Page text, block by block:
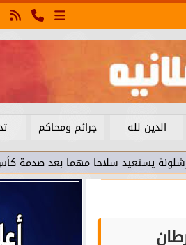
الدين لله جرائم ومحاكم
سلاحا مهما بعد صدمة كأس العالم